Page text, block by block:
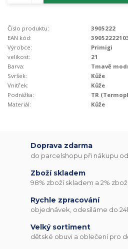
Číslo produktu:
3905222
EAN kód:
Výrobce:
Primigi
velikost:
21
Barva:
Tmavě
Svršek:
Kůže
Vnitřek:
Kůže
Podrážka:
TR
Materiál:
Kůže
Doprava zdarma
do parcelshopu při nákupu
Zboží skladem
98% zboží skladem a 2%
Rychle zpracování
objednávek, odesíláme do
Velký sortiment
dětské obuvi a oblečení pro